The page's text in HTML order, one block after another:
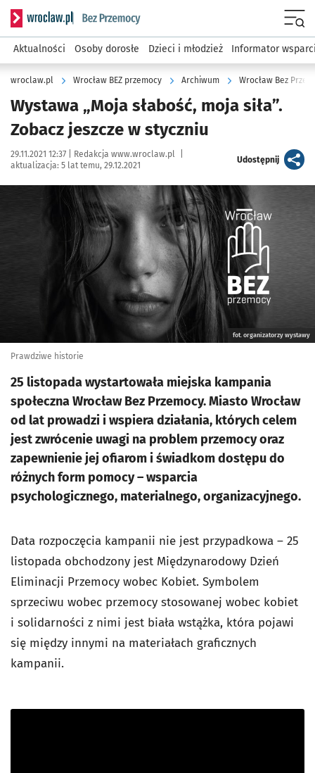
Serwis informacyjny wroclaw.pl podserwis: Bez przemocy
Aktualności Osoby dorosłe Dzieci i młodzież Informator
wroclaw.pl Wrocław BEZ przemocy Archiwum Wrocław Bez
Wystawa „Moja słabość, moja siła”.
Zobacz jeszcze w styczniu
Data publikacji:
29.11.2021 12:37 | Autor:
Redakcja www.wroclaw.pl
aktualizacja: 5 lat temu, 29.12.2021
Udostępnijartykuł
Kliknij, aby powiększyć
fot. organizatorzy wystawy
Prawdziwe historie
25 listopada wystartowała miejska kampania
społeczna Wrocław Bez Przemocy. Miasto Wrocław
od lat prowadzi i wspiera działania, których celem
jest zwrócenie uwagi na problem przemocy oraz
zapewnienie jej ofiarom i świadkom dostępu do
różnych form pomocy – wsparcia
psychologicznego, materialnego, organizacyjnego.
Data rozpoczęcia kampanii nie jest przypadkowa – 25
listopada obchodzony jest Międzynarodowy Dzień
Eliminacji Przemocy wobec Kobiet. Symbolem
sprzeciwu wobec przemocy stosowanej wobec kobiet
i solidarności z nimi jest biała wstążka, która pojawi
się między innymi na materiałach graficznych
kampanii.